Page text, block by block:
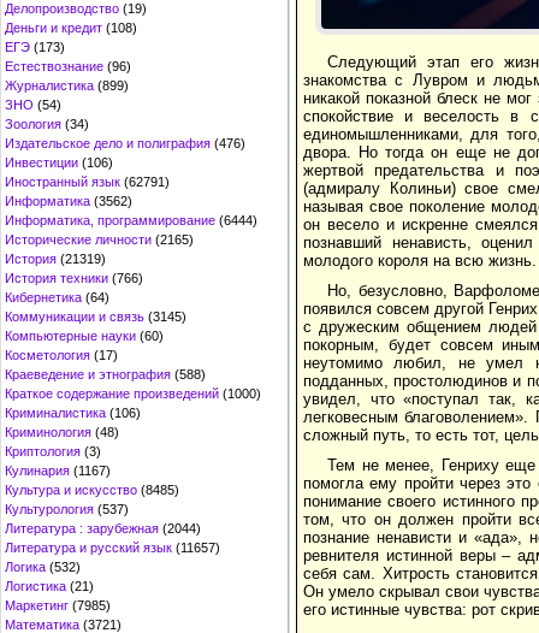
Делопроизводство (19)
Деньги и кредит (108)
ЕГЭ (173)
Естествознание (96)
Журналистика (899)
ЗНО (54)
Зоология (34)
Издательское дело и полиграфия (476)
Инвестиции (106)
Иностранный язык (62791)
Информатика (3562)
Информатика, программирование (6444)
Исторические личности (2165)
История (21319)
История техники (766)
Кибернетика (64)
Коммуникации и связь (3145)
Компьютерные науки (60)
Косметология (17)
Краеведение и этнография (588)
Краткое содержание произведений (1000)
Криминалистика (106)
Криминология (48)
Криптология (3)
Кулинария (1167)
Культура и искусство (8485)
Культурология (537)
Литература : зарубежная (2044)
Литература и русский язык (11657)
Логика (532)
Логистика (21)
Маркетинг (7985)
Математика (3721)
Следующий этап его
знакомства с Лувром и
никакой показной блеск не
спокойствие и веселость в
единомышленниками, для
двора. Но тогда он еще не
жертвой предательства и
(адмиралу Колиньи) свое
называя свое поколение
он весело и искренне
познавший ненависть,
молодого короля на всю жизнь.
Но, безусловно,
появился совсем другой
с дружеским общением
покорным, будет совсем
неутомимо любил, не умел
подданных, простолюдинов и
увидел, что «поступал так,
легковесным
сложный путь, то есть тот,
Тем не менее, Генриху еще
помогла ему пройти через это
понимание своего истинного
том, что он должен пройти
познание ненависти и «ада»,
ревнителя истинной веры –
себя сам. Хитрость
Он умело скрывал свои
его истинные чувства: рот